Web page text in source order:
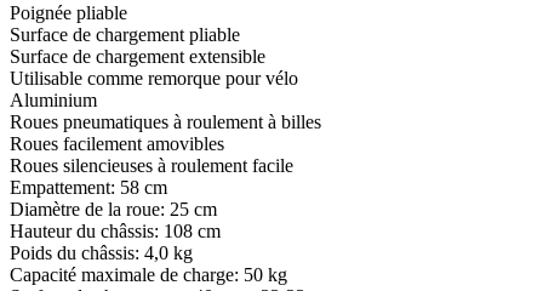
Poignée pliable
Surface de chargement pliable
Surface de chargement extensible
Utilisable comme remorque pour vélo
Aluminium
Roues pneumatiques à roulement à billes
Roues facilement amovibles
Roues silencieuses à roulement facile
Empattement: 58 cm
Diamètre de la roue: 25 cm
Hauteur du châssis: 108 cm
Poids du châssis: 4,0 kg
Capacité maximale de charge: 50 kg